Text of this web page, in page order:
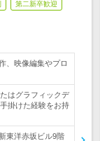
第二新卒歓迎
、映像編集やプロ
はグラフィックデ
掛けた経験をお持
東洋赤坂ビル9階